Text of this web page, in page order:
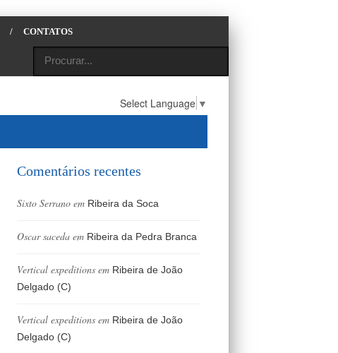
/ CONTATOS
Select Language ▼
Comentários recentes
Sixto Serrano em Ribeira da Soca
Oscar saceda em Ribeira da Pedra Branca
Vertical expeditions em Ribeira de João
Delgado (C)
Vertical expeditions em Ribeira de João
Delgado (C)